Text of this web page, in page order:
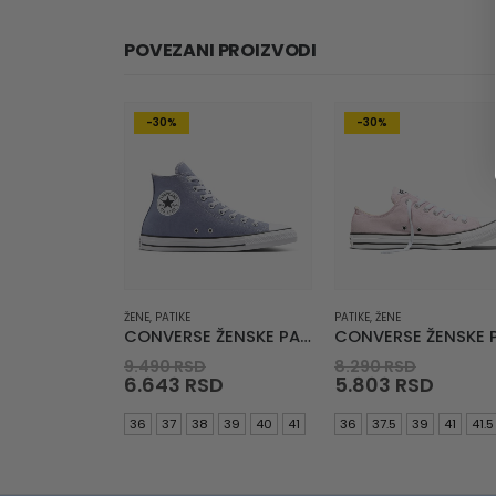
POVEZANI PROIZVODI
-30%
ŽENE, PATIKE
CONVERSE ŽENSKE PATIKE Chuck Taylor All Star
9.490RSD
price
9.490 RSD.
6.643 RSD
is:
6.643 RSD.
36 37 38 39 40 41
-30%
PATIKE, ŽENE
8.290RSD
price
8.290
5.803 RSD
is:
5.803
36 37.5 39 41 41.5